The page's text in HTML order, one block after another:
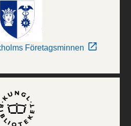
Företagsminnen